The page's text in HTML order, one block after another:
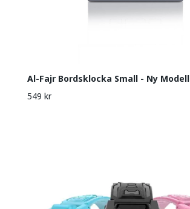
Al-Fajr Bordsklocka Small - Ny Modell
549 kr